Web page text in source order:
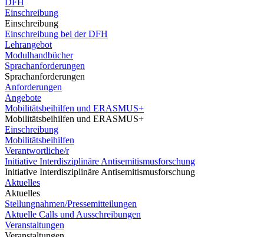
DFH
Einschreibung
Einschreibung
Einschreibung bei der DFH
Lehrangebot
Modulhandbücher
Sprachanforderungen
Sprachanforderungen
Anforderungen
Angebote
Mobilitätsbeihilfen und ERASMUS+
Mobilitätsbeihilfen und ERASMUS+
Einschreibung
Mobilitätsbeihilfen
Verantwortliche/r
Initiative Interdisziplinäre Antisemitismusforschung
Initiative Interdisziplinäre Antisemitismusforschung
Aktuelles
Aktuelles
Stellungnahmen/Pressemitteilungen
Aktuelle Calls und Ausschreibungen
Veranstaltungen